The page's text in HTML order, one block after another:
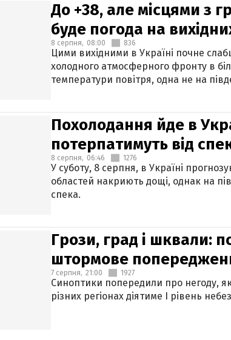
До +38, але місцями з
буде погода на
8 серпня, 08:00 836
Цими вихідними в Україні почне
холодного атмосферного фронту в
температури повітря, одна не на
Похолодання йде в
потерпатимуть від
8 серпня, 06:46 1276
У суботу, 8 серпня, в Україні
областей накриють дощі, однак на
спека.
Грози, град і шквали:
штормове
7 серпня, 21:00 1927
Синоптики попередили про негоду,
різних регіонах діятиме І рівень